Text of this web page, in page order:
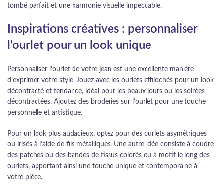
tombé parfait et une harmonie visuelle impeccable.
Inspirations créatives : personnaliser
l’ourlet pour un look unique
Personnaliser l’ourlet de votre jean est une excellente manière
d’exprimer votre style. Jouez avec les ourlets effilochés pour un look
décontracté et tendance, idéal pour les beaux jours ou les soirées
décontractées. Ajoutez des broderies sur l’ourlet pour une touche
personnelle et artistique.
Pour un look plus audacieux, optez pour des ourlets asymétriques
ou irisés à l’aide de fils métalliques. Une autre idée consiste à coudre
des patches ou des bandes de tissus colorés ou à motif le long des
ourlets, apportant ainsi une touche unique et contemporaine à
votre pièce.